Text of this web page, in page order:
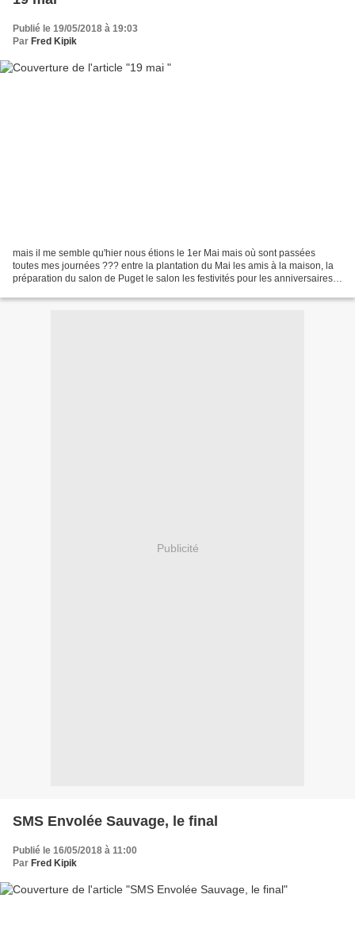
Publié le 19/05/2018 à 19:03
Par Fred Kipik
mais il me semble qu'hier nous étions le 1er Mai mais où sont passées
toutes mes journées ??? entre la plantation du Mai les amis à la maison, la
préparation du salon de Puget le salon les festivités pour les anniversaires ...
Publicité
SMS Envolée Sauvage, le final
Publié le 16/05/2018 à 11:00
Par Fred Kipik